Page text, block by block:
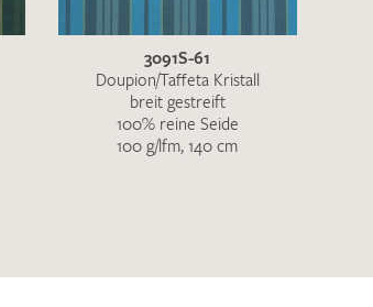
meiner Musteranfrage
und akzeptiere diese.
3091S-61
Doupion/Taffeta Kristall
breit gestreift
100% reine Seide
100 g/lfm, 140 cm